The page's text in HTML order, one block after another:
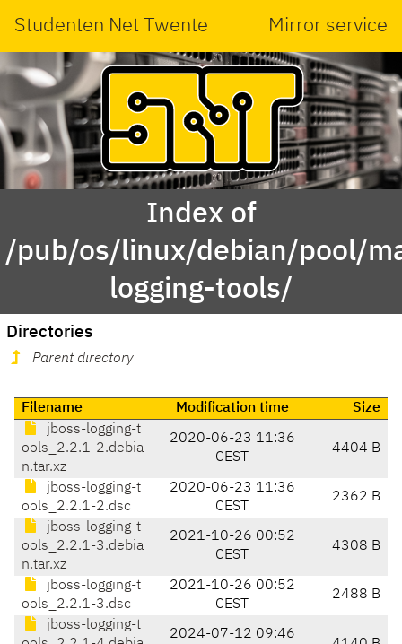
Studenten Net Twente Mirror service
Index of
/pub/os/linux/debian/pool/
logging-tools/
Directories
Parent directory
Filename Modification time
Size
jboss-logging-t
ools_2.2.1-2.debia
n.tar.xz
2020-06-23 11:36
CEST
4404 B
jboss-logging-t
ools_2.2.1-2.dsc
2020-06-23 11:36
CEST
2362 B
jboss-logging-t
ools_2.2.1-3.debia
n.tar.xz
2021-10-26 00:52
CEST
4308 B
jboss-logging-t
ools_2.2.1-3.dsc
2021-10-26 00:52
CEST
2488 B
jboss-logging-t
2024-07-12 09:46